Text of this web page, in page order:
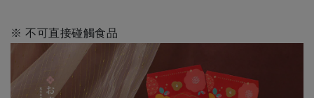
※ 不可直接碰觸食品